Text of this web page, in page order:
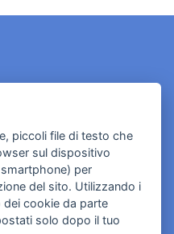
piccoli file di testo che
sul dispositivo
per
del sito. Utilizzando i
cookie da parte
solo dopo il tuo